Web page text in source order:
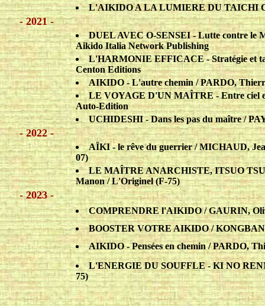
L'AIKIDO A LA LUMIERE DU TAICHI
- 2021 -
DUEL AVEC O-SENSEI - Lutte contre le
Aikido Italia Network Publishing
L'HARMONIE EFFICACE - Stratégie et
Centon Editions
AIKIDO - L'autre chemin / PARDO,
LE VOYAGE D'UN MAÎTRE - Entre ciel
Auto-Edition
UCHIDESHI - Dans les pas du maître /
- 2022 -
AÏKI - le rêve du guerrier / MICHAUD,
07)
LE MAÎTRE ANARCHISTE, ITSUO
Manon / L'Originel (F-75)
- 2023 -
COMPRENDRE l'AIKIDO / GAURIN,
BOOSTER VOTRE AIKIDO /
AIKIDO - Pensées en chemin / PARDO,
L'ENERGIE DU SOUFFLE - KI NO
75)